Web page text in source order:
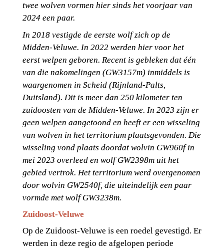
twee wolven vormen hier sinds het voorjaar van
2024 een paar.
In 2018 vestigde de eerste wolf zich op de
Midden-Veluwe. In 2022 werden hier voor het
eerst welpen geboren. Recent is gebleken dat één
van die nakomelingen (GW3157m) inmiddels is
waargenomen in Scheid (Rijnland-Palts,
Duitsland). Dit is meer dan 250 kilometer ten
zuidoosten van de Midden-Veluwe. In 2023 zijn er
geen welpen aangetoond en heeft er een wisseling
van wolven in het territorium plaatsgevonden. Die
wisseling vond plaats doordat wolvin GW960f in
mei 2023 overleed en wolf GW2398m uit het
gebied vertrok. Het territorium werd overgenomen
door wolvin GW2540f, die uiteindelijk een paar
vormde met wolf GW3238m.
Zuidoost-Veluwe
Op de Zuidoost-Veluwe is een roedel gevestigd. Er
werden in deze regio de afgelopen periode